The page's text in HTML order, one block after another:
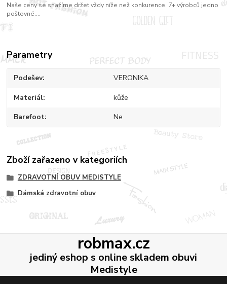
Naše ceny se snažíme držet vždy níže než konkurence. 7+ výrobců jedno
poštovné....
Parametry
Podešev VERONIKA
Materiál kůže
Barefoot Ne
Zboží zařazeno v kategoriích
ZDRAVOTNÍ OBUV MEDISTYLE
Dámská zdravotní obuv
robmax.cz
jediný eshop s online skladem obuvi
Medistyle